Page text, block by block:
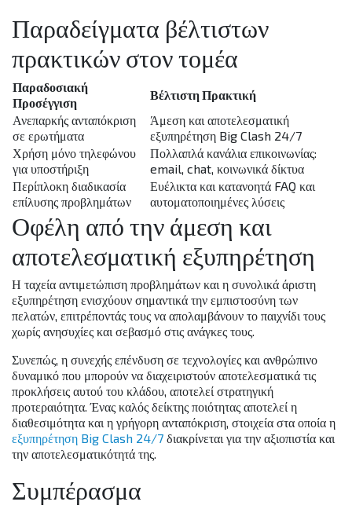
Παραδείγματα βέλτιστων
πρακτικών στον τομέα
Παραδοσιακή
Προσέγγιση
Βέλτιστη Πρακτική
Ανεπαρκής ανταπόκριση
σε ερωτήματα
Άμεση και αποτελεσματική
εξυπηρέτηση Big Clash 24/7
Χρήση μόνο τηλεφώνου
για υποστήριξη
Πολλαπλά κανάλια επικοινωνίας:
email, chat, κοινωνικά δίκτυα
Περίπλοκη διαδικασία
επίλυσης προβλημάτων
Ευέλικτα και κατανοητά FAQ και
αυτοματοποιημένες λύσεις
Οφέλη από την άμεση και
αποτελεσματική εξυπηρέτηση
Η ταχεία αντιμετώπιση προβλημάτων και η συνολικά άριστη
εξυπηρέτηση ενισχύουν σημαντικά την εμπιστοσύνη των
πελατών, επιτρέποντάς τους να απολαμβάνουν το παιχνίδι τους
χωρίς ανησυχίες και σεβασμό στις ανάγκες τους.
Συνεπώς, η συνεχής επένδυση σε τεχνολογίες και ανθρώπινο
δυναμικό που μπορούν να διαχειριστούν αποτελεσματικά τις
προκλήσεις αυτού του κλάδου, αποτελεί στρατηγική
προτεραιότητα. Ένας καλός δείκτης ποιότητας αποτελεί η
διαθεσιμότητα και η γρήγορη ανταπόκριση, στοιχεία στα οποία η
εξυπηρέτηση Big Clash 24/7 διακρίνεται για την αξιοπιστία και
την αποτελεσματικότητά της.
Συμπέρασμα